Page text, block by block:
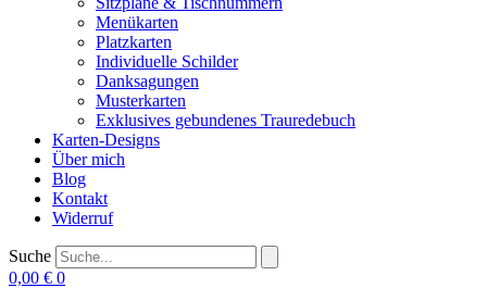
Menükarten
Platzkarten
Individuelle Schilder
Danksagungen
Musterkarten
Exklusives gebundenes Trauredebuch
Karten-Designs
Über mich
Blog
Kontakt
Widerruf
Suche
0,00 € 0